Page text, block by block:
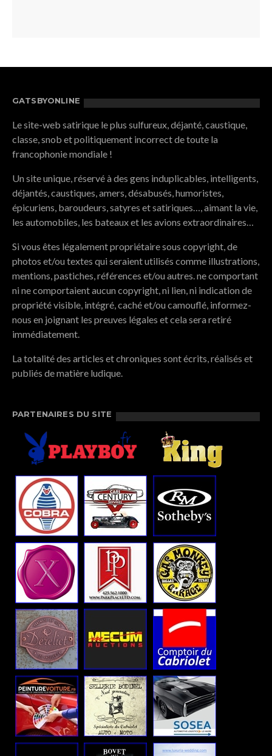
GATSBYONLINE
Le site-web satirique le plus sulfureux, déjanté, caustique,
classe, snob et politiquement incorrect de toute la
francophonie mondiale !
Un site unique, réservé à des gens induplicables, intelligents,
déjantés, caustiques, amers, désabusés, humoristes,
épicuriens, baroudeurs, satyres et satiriques…, aimant la vie,
les automobiles, les bateaux et les avions extraordinaires…
Si vous êtes légalement propriétaire sous copyright, de
photos et/ou textes qui seraient utilisés comme illustrations,
mentions, pastiches, références et/ou autres. ne comportant
ni ne comportaient aucun copyright, ni lien, ni indication de
propriété visible, intégré, caché et/ou camouflé, informez-
nous en joignant les preuves légales et cela sera retiré
immédiatement.
La totalité des articles et chroniques sont écrits, réalisés et
publiés de matière ludique.
PARTENAIRES DU SITE